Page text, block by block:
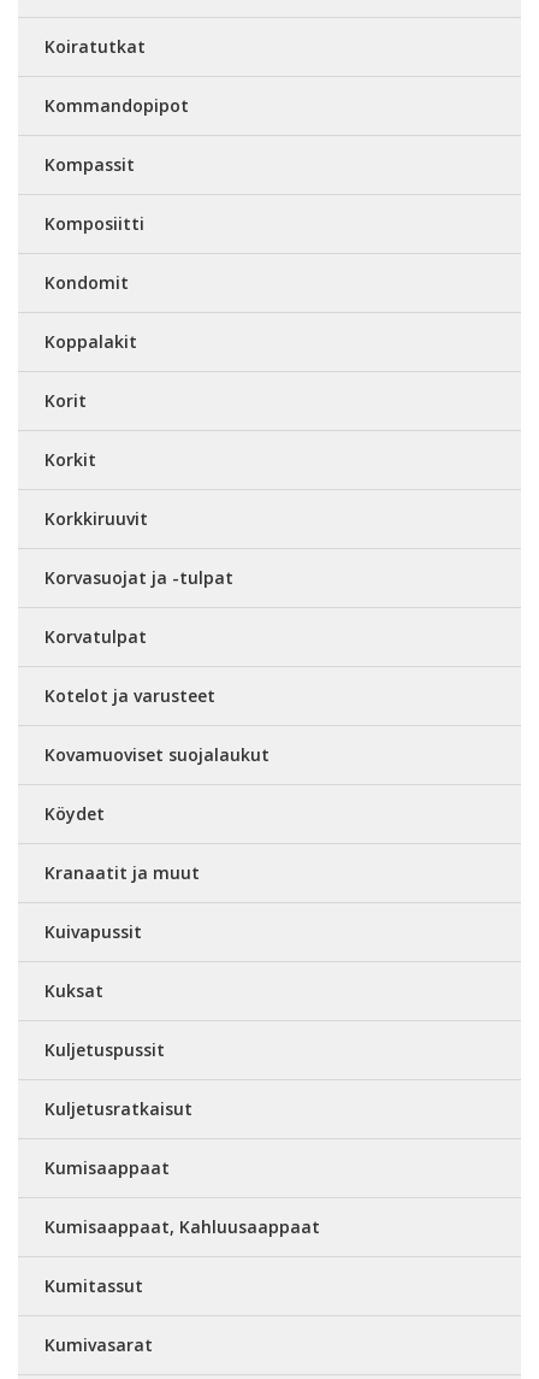
Koiratutkat
Kommandopipot
Kompassit
Komposiitti
Kondomit
Koppalakit
Korit
Korkit
Korkkiruuvit
Korvasuojat ja -tulpat
Korvatulpat
Kotelot ja varusteet
Kovamuoviset suojalaukut
Köydet
Kranaatit ja muut
Kuivapussit
Kuksat
Kuljetuspussit
Kuljetusratkaisut
Kumisaappaat
Kumisaappaat, Kahluusaappaat
Kumitassut
Kumivasarat